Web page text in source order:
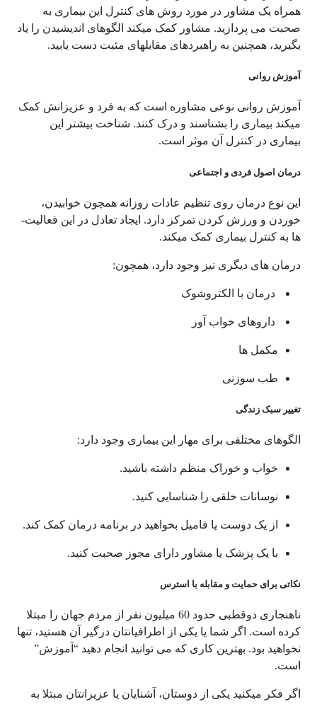
همراه یک مشاور در مورد روش­ های کنترل این بیماری به
صحبت می­ پردازید. مشاور کمک می­کند الگوهای اندیشیدن را یاد
بگیرید، همچنین به راهبردهای مقابله­ای مثبت دست یابید.
آموزش روانی
آموزش روانی نوعی مشاوره است که به فرد و عزیزانش کمک
می­کند بیماری را بشناسند و درک کنند. شناخت بیشتر این
بیماری در کنترل آن موثر است.
درمان اصول فردی و اجتماعی
این نوع درمان روی تنظیم عادات روزانه همچون خوابیدن،
خوردن و ورزش کردن تمرکز دارد. ایجاد تعادل در این فعالیت­
ها به کنترل بیماری کمک می­کند.
درمان های دیگری نیز وجود دارد، همچون:
درمان با الکتروشوک
داروهای خواب آور
مکمل ها
طب سوزنی
تغییر سبک زندگی
الگوهای مختلفی برای مهار این بیماری وجود دارد:
خواب و خوراک منظم داشته باشید.
نوسانات خلقی را شناسایی کنید.
از یک دوست یا فامیل بخواهید در برنامه درمان کمک کند.
با یک پزشک یا مشاور دارای مجوز صحبت کنید.
نکاتی برای حمایت و مقابله با استرس
ناهنجاری دوقطبی حدود 60 میلیون نفر از مردم جهان را مبتلا
کرده است. اگر شما یا یکی از اطرافیانتان درگیر آن هستید، تنها
نخواهید بود. بهترین کاری که می­ توانید انجام دهید “آموزش”
است.
اگر فکر می­کنید یکی از دوستان، آشنایان یا عزیزانتان مبتلا به